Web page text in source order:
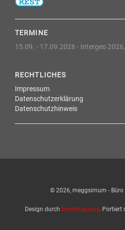
TERMINE
15.09. - 17.09.2026 - Intergeo
RECHTLICHES
Impressum
Datenschutzerklärung
Datenschutzhinweis
© 2026, meggsimum -
Design durch Bootstrapious. Portiert